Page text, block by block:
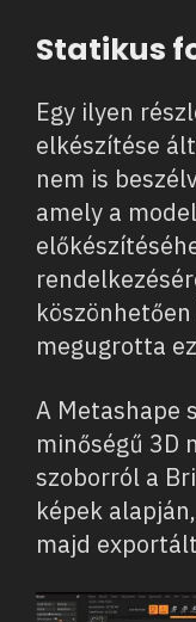
Statikus
Egy ilyen
elkészítése
nem is
amely a
megugrotta
A Metashape
minőségű 3D
szoborról a
képek
majd